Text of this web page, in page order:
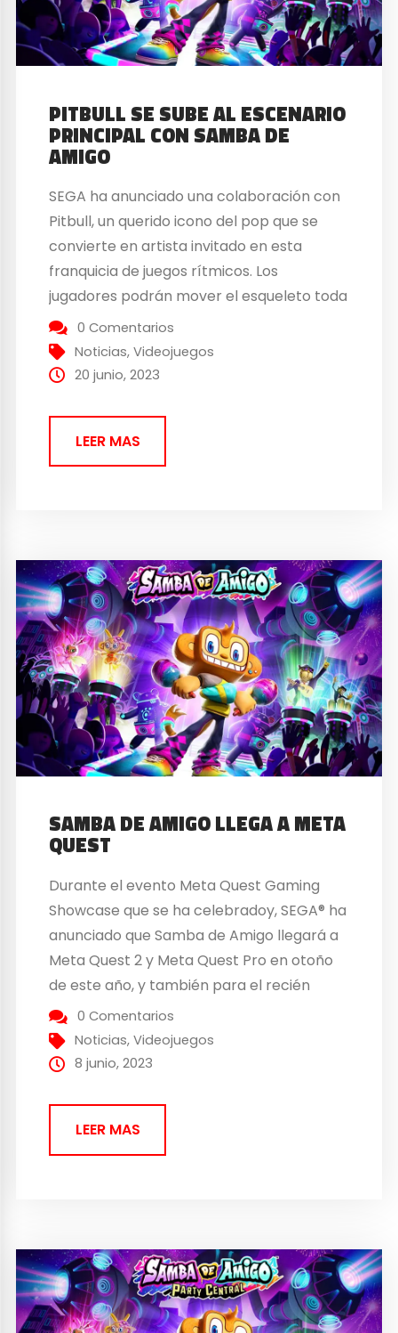
PITBULL SE SUBE AL ESCENARIO
PRINCIPAL CON SAMBA DE
AMIGO
SEGA ha anunciado una colaboración con
Pitbull, un querido icono del pop que se
convierte en artista invitado en esta
franquicia de juegos rítmicos. Los
jugadores podrán mover el esqueleto toda
la noche y hacer sus poses al ritmo de una
selección de canciones de Pitbull, tanto en
Samba de Amigo: Party Central para
0 Comentarios
Noticias,Videojuegos
20 junio, 2023
LEER MAS
SAMBA DE AMIGO LLEGA A META
QUEST
Durante el evento Meta Quest Gaming
Showcase que se ha celebradoy, SEGA® ha
anunciado que Samba de Amigo llegará a
Meta Quest 2 y Meta Quest Pro en otoño
de este año, y también para el recién
anunciado Meta Quest 3 a finales de año.
Encontrarás el tráiler de anuncio aquí,
mientras que ya se...
0 Comentarios
Noticias,Videojuegos
8 junio, 2023
LEER MAS